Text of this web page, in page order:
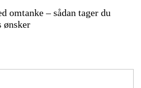
omtanke – sådan tager du
ønsker